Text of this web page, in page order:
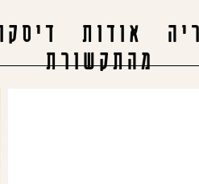
אודות
מהתקשורת